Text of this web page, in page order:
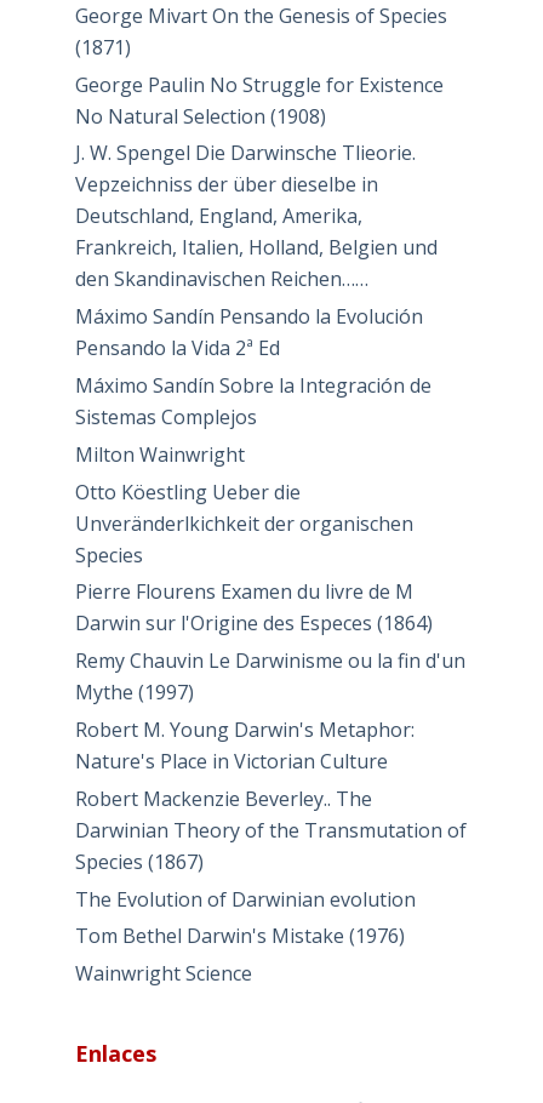
George Mivart On the Genesis of Species
(1871)
George Paulin No Struggle for Existence
No Natural Selection (1908)
J. W. Spengel Die Darwinsche Tlieorie.
Vepzeichniss der über dieselbe in
Deutschland, England, Amerika,
Frankreich, Italien, Holland, Belgien und
den Skandinavischen Reichen……
Máximo Sandín Pensando la Evolución
Pensando la Vida 2ª Ed
Máximo Sandín Sobre la Integración de
Sistemas Complejos
Milton Wainwright
Otto Köestling Ueber die
Unveränderlkichkeit der organischen
Species
Pierre Flourens Examen du livre de M
Darwin sur l'Origine des Especes (1864)
Remy Chauvin Le Darwinisme ou la fin d'un
Mythe (1997)
Robert M. Young Darwin's Metaphor:
Nature's Place in Victorian Culture
Robert Mackenzie Beverley.. The
Darwinian Theory of the Transmutation of
Species (1867)
The Evolution of Darwinian evolution
Tom Bethel Darwin's Mistake (1976)
Wainwright Science
Enlaces